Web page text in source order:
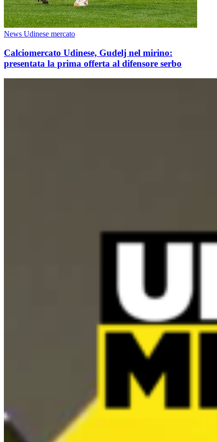
News Udinese mercato
Calciomercato Udinese, Gudelj nel mirino:
presentata la prima offerta al difensore serbo